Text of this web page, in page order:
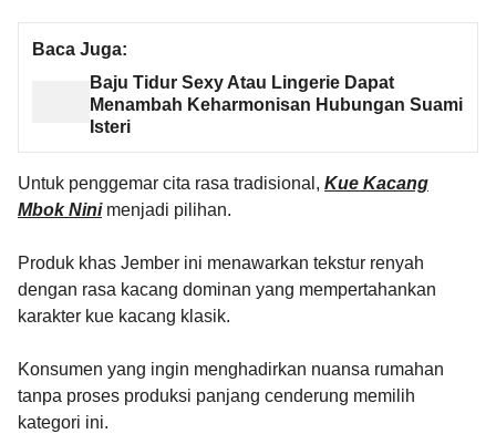
Baca Juga:
Baju Tidur Sexy Atau Lingerie Dapat
Menambah Keharmonisan Hubungan Suami
Isteri
Untuk penggemar cita rasa tradisional, Kue Kacang
Mbok Ninimenjadi pilihan.
Produk khas Jember ini menawarkan tekstur renyah
dengan rasa kacang dominan yang mempertahankan
karakter kue kacang klasik.
Konsumen yang ingin menghadirkan nuansa rumahan
tanpa proses produksi panjang cenderung memilih
kategori ini.